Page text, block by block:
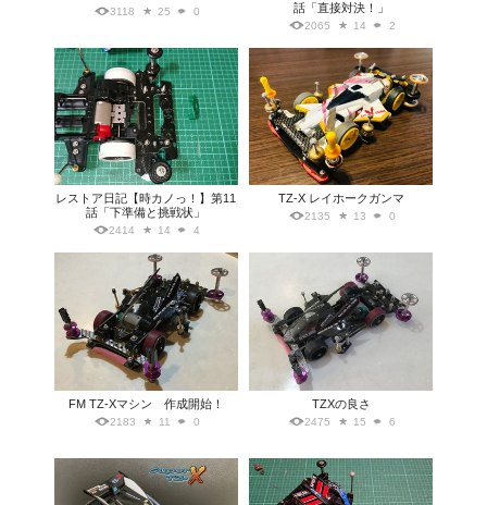
3118 25 0
話「直接対決！」
2065 14 2
レストア日記【時カノっ！】第11
話「下準備と挑戦状」
2414 14 4
TZ-X レイホークガンマ
2135 13 0
FM TZ-Xマシン 作成開始！
2183 11 0
TZXの良さ
2475 15 6